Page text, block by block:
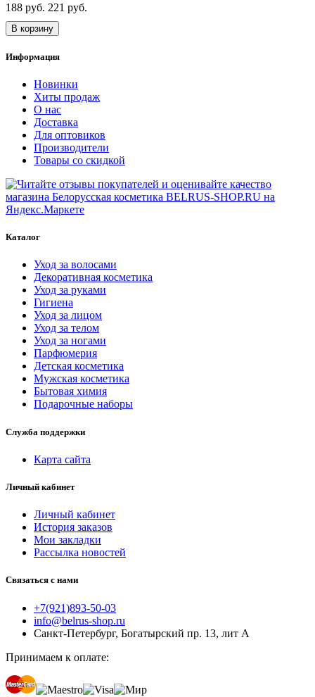
188 руб. 221 руб.
В корзину
Информация
Новинки
Хиты продаж
О нас
Доставка
Для оптовиков
Производители
Товары со скидкой
Каталог
Уход за волосами
Декоративная косметика
Уход за руками
Гигиена
Уход за лицом
Уход за телом
Уход за ногами
Парфюмерия
Детская косметика
Мужская косметика
Бытовая химия
Подарочные наборы
Служба поддержки
Карта сайта
Личный кабинет
Личный кабинет
История заказов
Мои закладки
Рассылка новостей
Связаться с нами
+7(921)893-50-03
info@belrus-shop.ru
Санкт-Петербург, Богатырский пр. 13, лит А
Принимаем к оплате: